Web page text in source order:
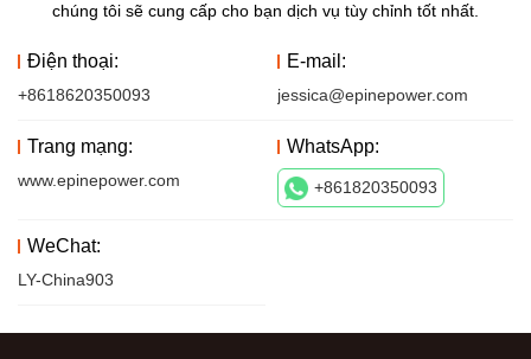
chúng tôi sẽ cung cấp cho bạn dịch vụ tùy chỉnh tốt nhất.
Điện thoại:
+8618620350093
E-mail:
jessica@epinepower.com
Trang mạng:
www.epinepower.com
WhatsApp:
+861820350093
WeChat:
LY-China903